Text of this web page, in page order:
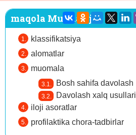
maqola Mundarija:
klassifikatsiya
alomatlar
muomala
Bosh sahifa davolash
Davolash xalq usullari
iloji asoratlar
profilaktika chora-tadbirlar